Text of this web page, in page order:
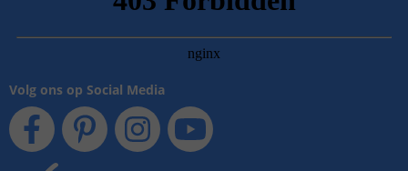
Volg ons op Social Media